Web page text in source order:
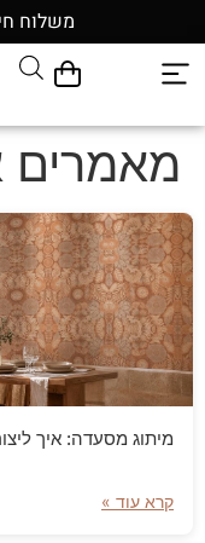
משלוח
מאמרים
מיתוג מסעדה: איך
קרא עוד »